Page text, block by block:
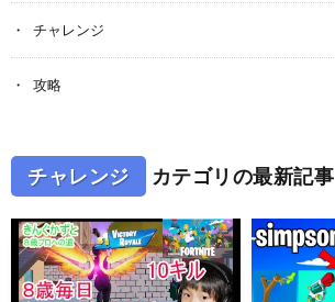
チャレンジ
攻略
チャレンジ カテゴリの最新記事